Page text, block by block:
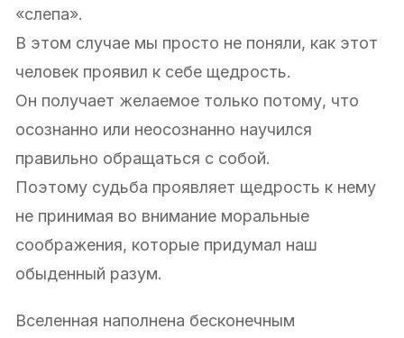
«слепа».
В этом случае мы просто не поняли, как этот
человек проявил к себе щедрость.
Он получает желаемое только потому, что
осознанно или неосознанно научился
правильно обращаться с собой.
Поэтому судьба проявляет щедрость к нему
не принимая во внимание моральные
соображения, которые придумал наш
обыденный разум.
Вселенная наполнена бесконечным